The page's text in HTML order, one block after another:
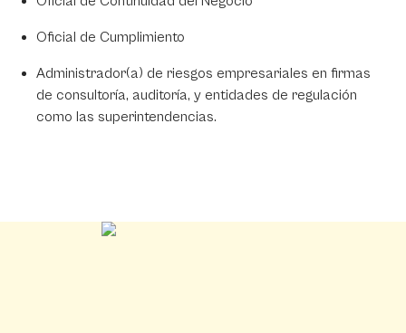
Oficial de Cumplimiento
Administrador(a) de riesgos empresariales en firmas
de consultoría, auditoría, y entidades de regulación
como las superintendencias.